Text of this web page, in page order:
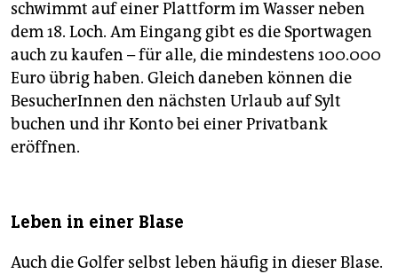
schwimmt auf einer Plattform im Wasser neben
dem 18. Loch. Am Eingang gibt es die Sportwagen
auch zu kaufen – für alle, die mindestens 100.000
Euro übrig haben. Gleich daneben können die
BesucherInnen den nächsten Urlaub auf Sylt
buchen und ihr Konto bei einer Privatbank
eröffnen.
Leben in einer Blase
Auch die Golfer selbst leben häufig in dieser Blase.